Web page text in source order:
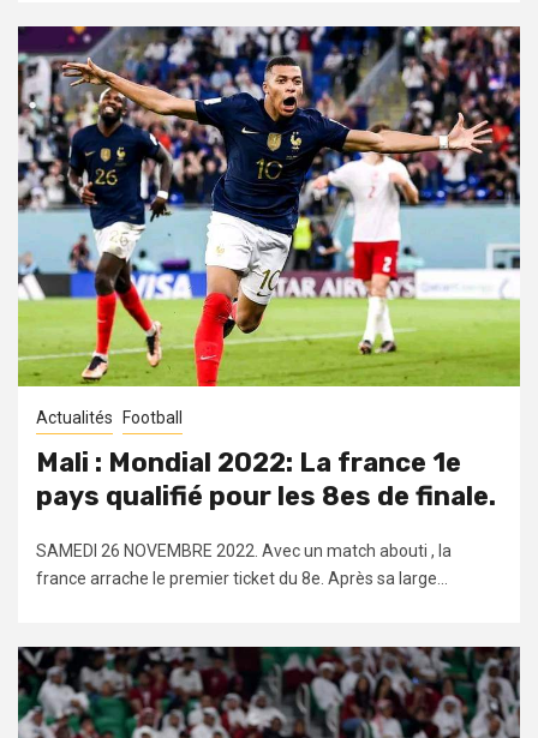
Actualités Football
Mali : Mondial 2022: La france 1e
pays qualifié pour les 8es de finale.
SAMEDI 26 NOVEMBRE 2022. Avec un match abouti , la
france arrache le premier ticket du 8e. Après sa large...